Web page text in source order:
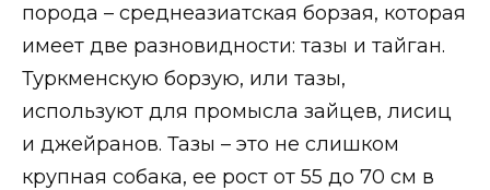
порода – среднеазиатская борзая, которая
имеет две разновидности: тазы и тайган.
Туркменскую борзую, или тазы,
используют для промысла зайцев, лисиц
и джейранов. Тазы – это не слишком
крупная собака, ее рост от 55 до 70 см в